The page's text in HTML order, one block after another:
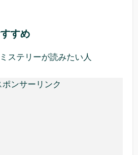
すめ
ステリーが読みたい人
ポンサーリンク